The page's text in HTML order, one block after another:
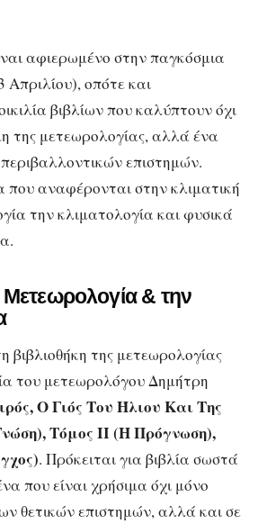
αφιερωμένο στην παγκόσμια
Απριλίου), οπότε και
βιβλίων που καλύπτουν όχι
της μετεωρολογίας, αλλά ένα
επιστημών.
που αναφέρονται στην κλιματική
την κλιματολογία και φυσικά
Μετεωρολογία & την
βιβλιοθήκη της μετεωρολογίας
του μετεωρολόγου Δημήτρη
Ο Γιός Του Ήλιου Και Της
Τόμος ΙΙ (Η Πρόγνωση),
. Πρόκειται για βιβλία σωστά
που είναι χρήσιμα όχι μόνο
θετικών επιστημών, αλλά και σε